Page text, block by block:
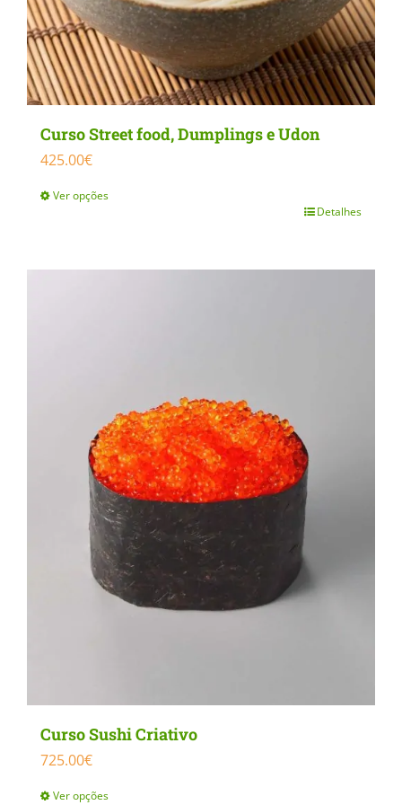
Curso Street food, Dumplings e Udon
425.00€
Ver opções
has
chosen
product
Detalhes
Curso Sushi Criativo
725.00€
Ver opções